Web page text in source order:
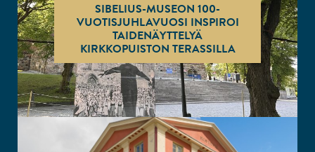
SIBELIUS-MUSEON 100-
VUOTISJUHLAVUOSI INSPIROI
TAIDENÄYTTELYÄ
KIRKKOPUISTON TERASSILLA